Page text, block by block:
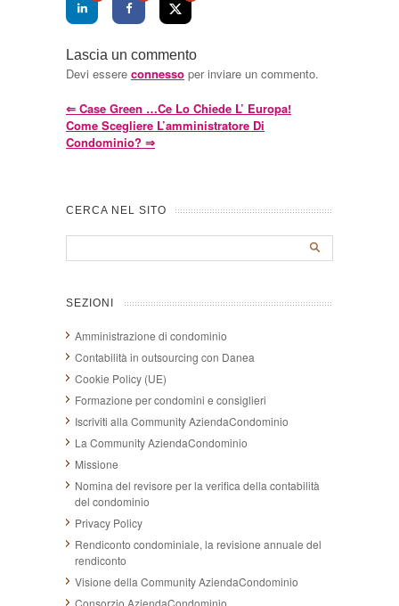
Lascia un commento
Devi essere connesso per inviare un commento.
⇐ Case Green …ce Lo Chiede L’ Europa!
Come Scegliere L’amministratore Di
Condominio? ⇒
CERCA NEL SITO
SEZIONI
Amministrazione di condominio
Contabilità in outsourcing con Danea
Cookie Policy (UE)
Formazione per condomini e consiglieri
Iscriviti alla Community AziendaCondominio
La Community AziendaCondominio
Missione
Nomina del revisore per la verifica della contabilità
del condominio
Privacy Policy
Rendiconto condominiale, la revisione annuale del
rendiconto
Visione della Community AziendaCondominio